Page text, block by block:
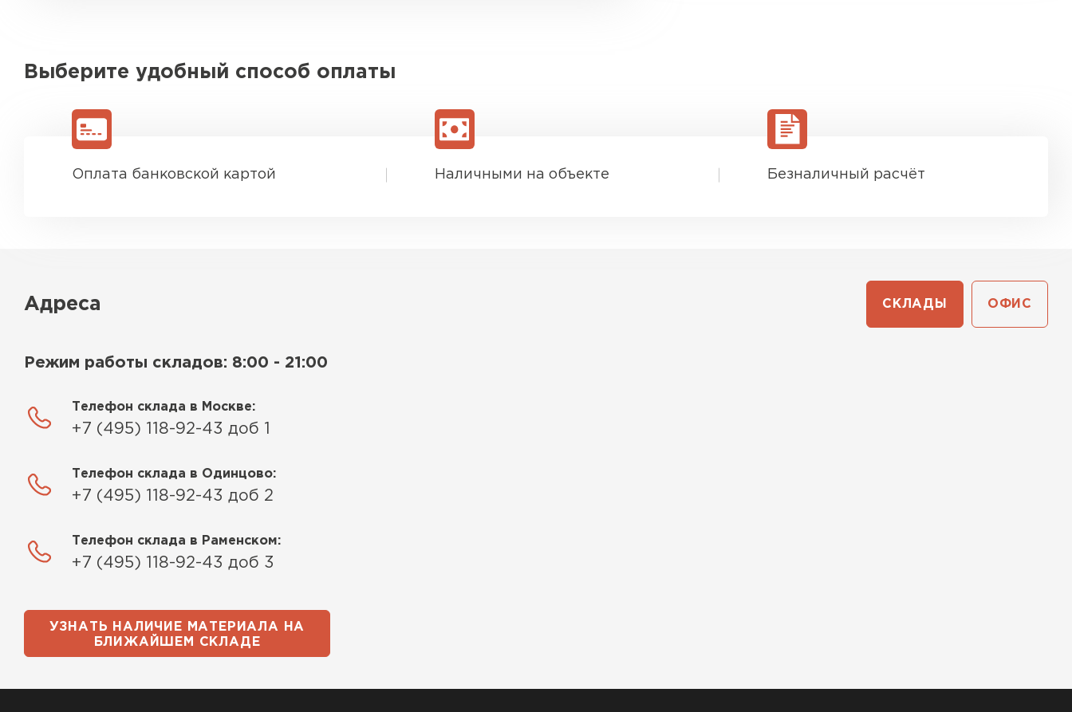
Выберите удобный способ оплаты
Оплата банковской картой Наличными на объекте Безналичный расчёт
Адреса СКЛАДЫ ОФИС
Режим работы складов: 8:00 - 21:00
Телефон склада в Москве:
+7 (495) 118-92-43 доб 1
Телефон склада в Одинцово:
+7 (495) 118-92-43 доб 2
Телефон склада в Раменском:
+7 (495) 118-92-43 доб 3
УЗНАТЬ НАЛИЧИЕ МАТЕРИАЛА НА
БЛИЖАЙШЕМ СКЛАДЕ